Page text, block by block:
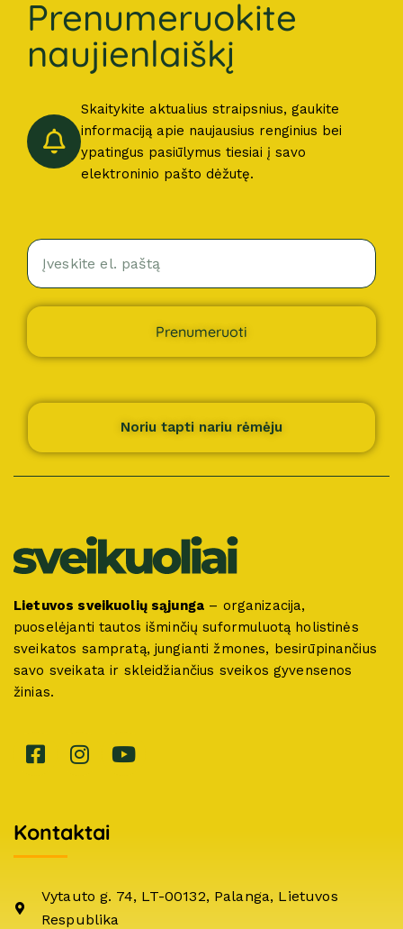
Prenumeruokite
naujienlaiškį
Skaitykite aktualius straipsnius, gaukite
informaciją apie naujausius renginius bei
ypatingus pasiūlymus tiesiai į savo
elektroninio pašto dėžutę.
Prenumeruoti
Noriu tapti nariu rėmėju
Lietuvos sveikuolių sąjunga – organizacija,
puoselėjanti tautos išminčių suformuluotą holistinės
sveikatos sampratą, jungianti žmones, besirūpinančius
savo sveikata ir skleidžiančius sveikos gyvensenos
žinias.
Kontaktai
Vytauto g. 74, LT-00132, Palanga, Lietuvos
Respublika